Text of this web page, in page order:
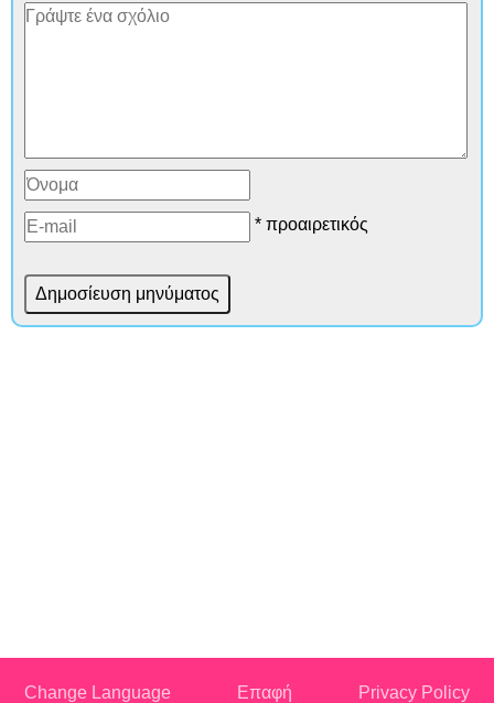
* προαιρετικός
Change Language Επαφή Privacy Policy